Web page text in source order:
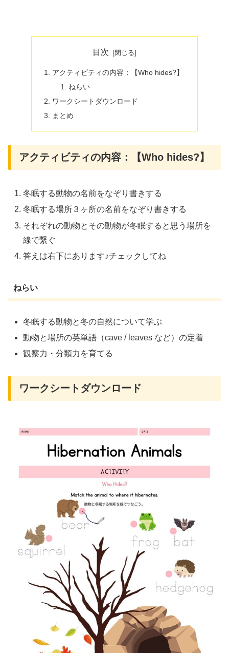
目次
アクティビティの内容：【Who hides?】
ねらい
ワークシートダウンロード
まとめ
アクティビティの内容：【Who hides?】
冬眠する動物の名前をなぞり書きする
冬眠する場所３ヶ所の名前をなぞり書きする
それぞれの動物とその動物が冬眠すると思う場所を
線で繋ぐ
答えは右下にあります♪チェックしてね
ねらい
冬眠する動物と冬の自然について学ぶ
動物と場所の英単語（cave / leaves など）の定着
観察力・分類力を育てる
ワークシートダウンロード